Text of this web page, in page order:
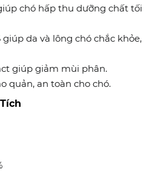
chó hấp thu dưỡng chất tối
giúp da và lông chó chắc khỏe,
giúp giảm mùi phân.
quản, an toàn cho chó.